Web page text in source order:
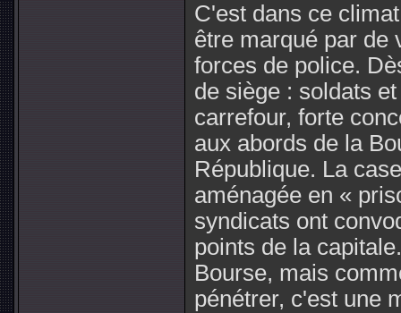
C'est dans ce
être marqué par de
forces de police.
de siège : soldats
carrefour, forte
aux abords de la
République. La
aménagée en «
syndicats ont
points de la
Bourse, mais
pénétrer, c'est une